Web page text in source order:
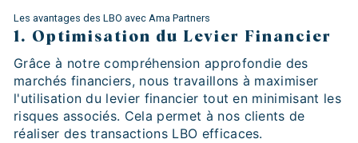
Les avantages des LBO avec Ama Partners
1. Optimisation du Levier Financier
Grâce à notre compréhension approfondie des
marchés financiers, nous travaillons à maximiser
l'utilisation du levier financier tout en minimisant les
risques associés. Cela permet à nos clients de
réaliser des transactions LBO efficaces.